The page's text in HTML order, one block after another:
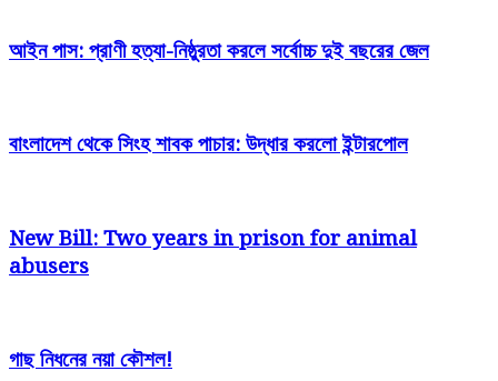
আইন পাস: প্রাণী হত্যা-নিষ্ঠুরতা করলে সর্বোচ্চ দুই বছরের জেল
বাংলাদেশ থেকে সিংহ শাবক পাচার: উদ্ধার করলো ইন্টারপোল
New Bill: Two years in prison for animal
abusers
গাছ নিধনের নয়া কৌশল!